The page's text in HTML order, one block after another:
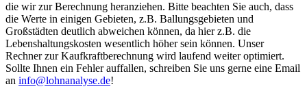
die wir zur Berechnung heranziehen. Bitte beachten Sie auch, dass
die Werte in einigen Gebieten, z.B. Ballungsgebieten und
Großstädten deutlich abweichen können, da hier z.B. die
Lebenshaltungskosten wesentlich höher sein können. Unser
Rechner zur Kaufkraftberechnung wird laufend weiter optimiert.
Sollte Ihnen ein Fehler auffallen, schreiben Sie uns gerne eine Email
an info@lohnanalyse.de!